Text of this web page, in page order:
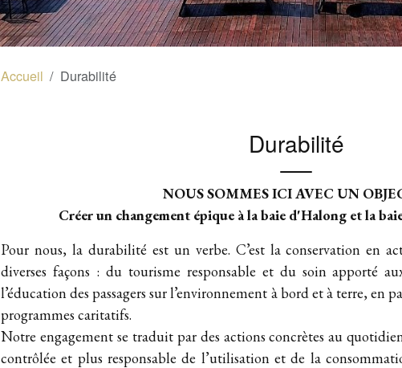
Accueil Durabilité
Durabilité
NOUS SOMMES ICI AVEC UN
Créer un changement épique à la baie d'Halong et la
Pour nous, la durabilité est un verbe. C’est la conservation en
diverses façons : du tourisme responsable et du soin apporté
l’éducation des passagers sur l’environnement à bord et à terre, en
programmes caritatifs.
Notre engagement se traduit par des actions concrètes au
contrôlée et plus responsable de l’utilisation et de la